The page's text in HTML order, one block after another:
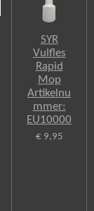
SYR
Vulfles
Rapid
Mop
Artikelnu
mmer:
EU10000
€ 9,95